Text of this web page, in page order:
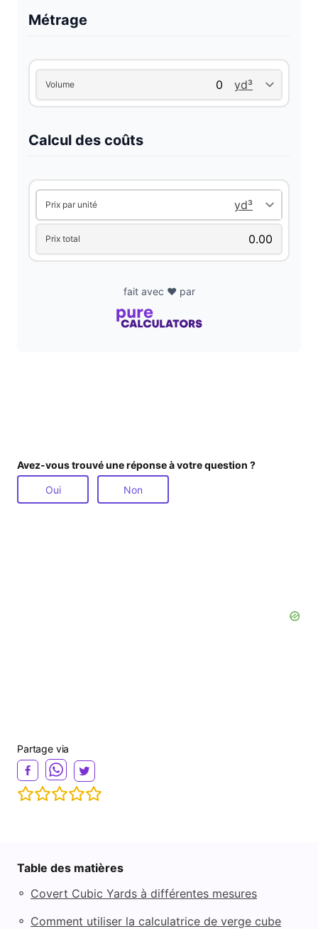
Métrage
Volume
Calcul des coûts
Prix par unité
Prix total
fait avec ❤️ par
Avez-vous trouvé une réponse à votre question ?
Oui Non
Partage via
Table des matières
◦ Covert Cubic Yards à différentes mesures
◦ Comment utiliser la calculatrice de verge cube